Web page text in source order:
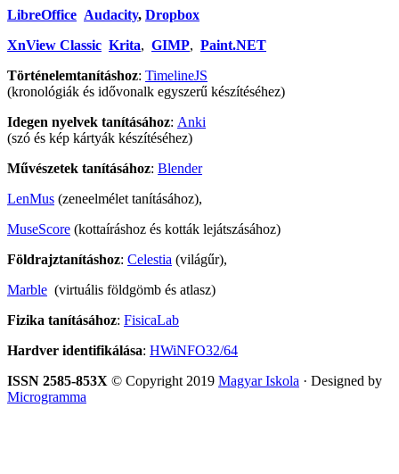
LibreOffice Audacity, Dropbox
XnView Classic Krita, GIMP, Paint.NET
Történelemtanításhoz: TimelineJS
(kronológiák és idővonalk egyszerű készítéséhez)
Idegen nyelvek tanításához: Anki
(szó és kép kártyák készítéséhez)
Művészetek tanításához: Blender
LenMus (zeneelmélet tanításához),
MuseScore (kottaíráshoz és kották lejátszásához)
Földrajztanításhoz: Celestia (világűr),
Marble (virtuális földgömb és atlasz)
Fizika tanításához: FisicaLab
Hardver identifikálása: HWiNFO32/64
ISSN 2585-853X © Copyright 2019 Magyar Iskola · Designed by
Microgramma